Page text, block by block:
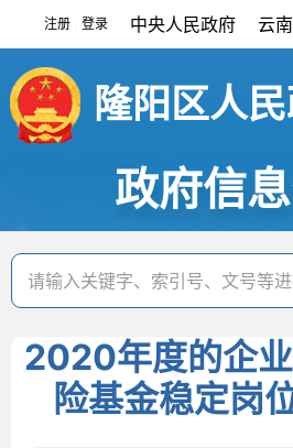
注册 登录 中央人民政府 云
隆阳区人
政府信
2020年度的企
险基金稳定岗